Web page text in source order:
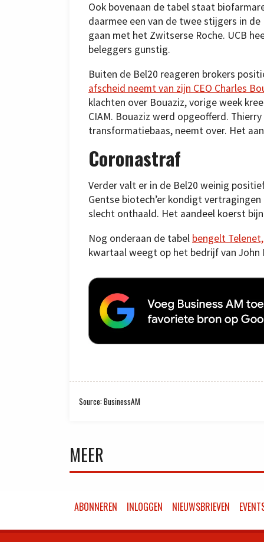
Ook bovenaan de tabel staat
daarmee een van de twee stijgers in
gaan met het Zwitserse Roche. UCB
beleggers gunstig.
Buiten de Bel20 reageren brokers
afscheid neemt van zijn CEO Charles
klachten over Bouaziz, vorige week
CIAM. Bouaziz werd opgeofferd.
transformatiebaas, neemt over. Het
Coronastraf
Verder valt er in de Bel20 weinig
Gentse biotech’er kondigt
slecht onthaald. Het aandeel koerst
Nog onderaan de tabel bengelt
kwartaal weegt op het bedrijf van John
Source: BusinessAM
MEER
ABONNEREN INLOGGEN NIEUWSBRIEVEN